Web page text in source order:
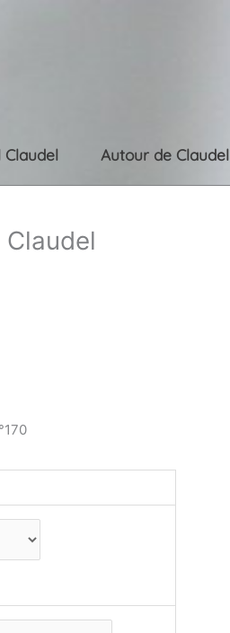
Claudel Autour de Claudel